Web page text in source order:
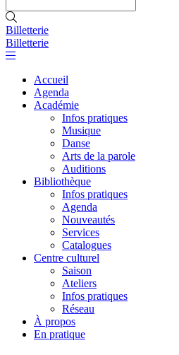
Billetterie
Billetterie
Accueil
Agenda
Académie
Infos pratiques
Musique
Danse
Arts de la parole
Auditions
Bibliothèque
Infos pratiques
Agenda
Nouveautés
Services
Catalogues
Centre culturel
Saison
Ateliers
Infos pratiques
Réseau
À propos
En pratique